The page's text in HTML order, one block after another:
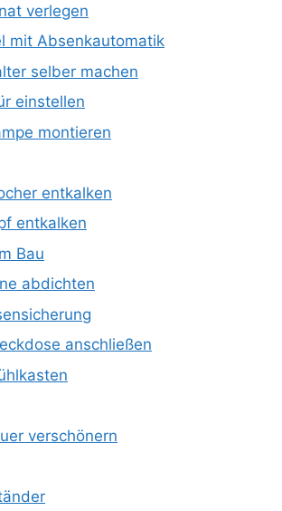
verlegen
mit Absenkautomatik
selber machen
einstellen
montieren
entkalken
entkalken
Bau
abdichten
anschließen
verschönern